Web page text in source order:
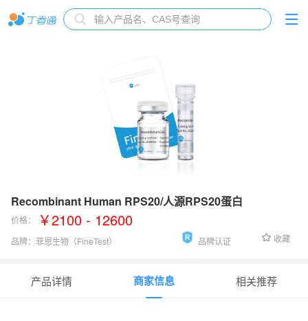
Recombinant Human RPS20/人源RPS20蛋白
价格： ￥2100 - 12600
品牌： 菲恩生物（FineTest） 品牌认证 收藏
产品详情 商家信息 相关推荐